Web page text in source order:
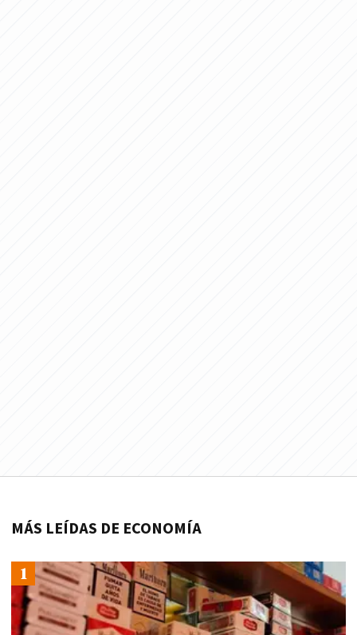
MÁS LEÍDAS DE ECONOMÍA